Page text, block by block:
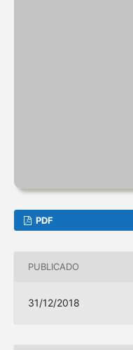
PDF
PUBLICADO
31/12/2018